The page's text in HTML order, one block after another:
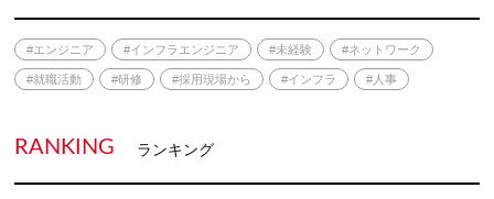
#エンジニア #インフラエンジニア #未経験 #ネットワーク
#就職活動 #研修 #採用現場から #インフラ #人事
RANKING ランキング